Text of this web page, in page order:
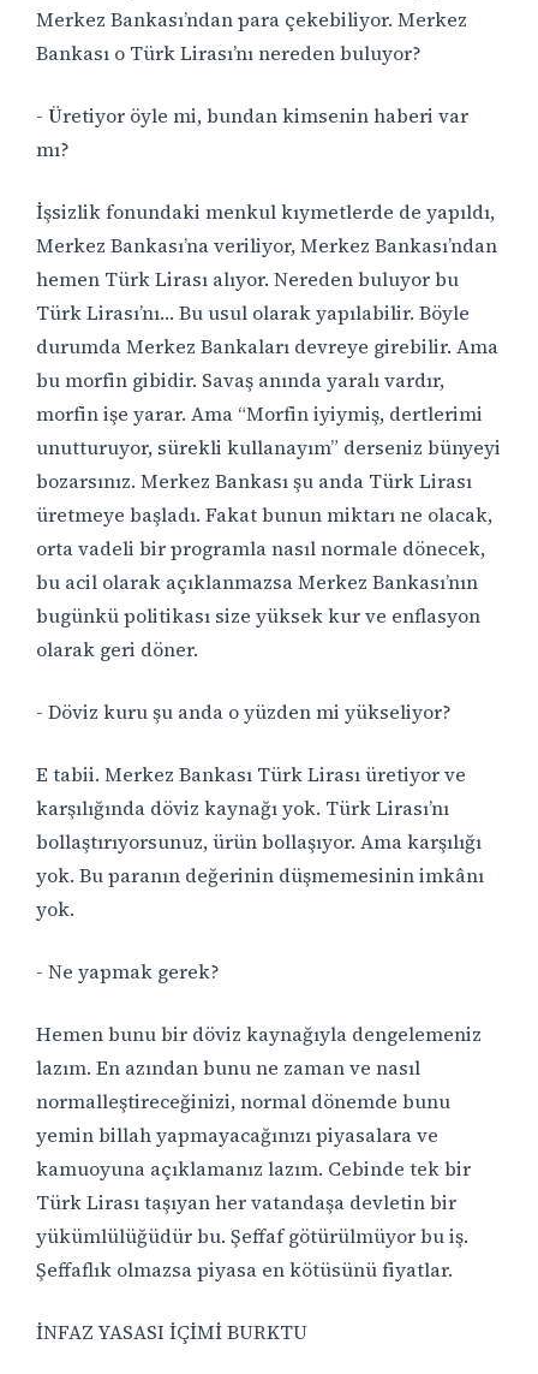
Merkez Bankası’ndan para çekebiliyor. Merkez
Bankası o Türk Lirası’nı nereden buluyor?
- Üretiyor öyle mi, bundan kimsenin haberi var
mı?
İşsizlik fonundaki menkul kıymetlerde de yapıldı,
Merkez Bankası’na veriliyor, Merkez Bankası’ndan
hemen Türk Lirası alıyor. Nereden buluyor bu
Türk Lirası’nı… Bu usul olarak yapılabilir. Böyle
durumda Merkez Bankaları devreye girebilir. Ama
bu morfin gibidir. Savaş anında yaralı vardır,
morfin işe yarar. Ama “Morfin iyiymiş, dertlerimi
unutturuyor, sürekli kullanayım” derseniz bünyeyi
bozarsınız. Merkez Bankası şu anda Türk Lirası
üretmeye başladı. Fakat bunun miktarı ne olacak,
orta vadeli bir programla nasıl normale dönecek,
bu acil olarak açıklanmazsa Merkez Bankası’nın
bugünkü politikası size yüksek kur ve enflasyon
olarak geri döner.
- Döviz kuru şu anda o yüzden mi yükseliyor?
E tabii. Merkez Bankası Türk Lirası üretiyor ve
karşılığında döviz kaynağı yok. Türk Lirası’nı
bollaştırıyorsunuz, ürün bollaşıyor. Ama karşılığı
yok. Bu paranın değerinin düşmemesinin imkânı
yok.
- Ne yapmak gerek?
Hemen bunu bir döviz kaynağıyla dengelemeniz
lazım. En azından bunu ne zaman ve nasıl
normalleştireceğinizi, normal dönemde bunu
yemin billah yapmayacağınızı piyasalara ve
kamuoyuna açıklamanız lazım. Cebinde tek bir
Türk Lirası taşıyan her vatandaşa devletin bir
yükümlülüğüdür bu. Şeffaf götürülmüyor bu iş.
Şeffaflık olmazsa piyasa en kötüsünü fiyatlar.
İNFAZ YASASI İÇİMİ BURKTU